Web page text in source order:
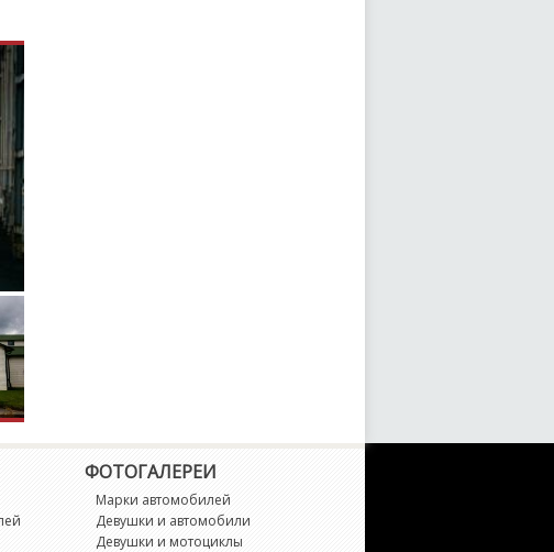
ФОТОГАЛЕРЕИ
Марки автомобилей
Девушки и автомобили
Девушки и мотоциклы